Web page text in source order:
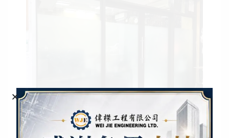
6. 多種款式，滿足不同需求